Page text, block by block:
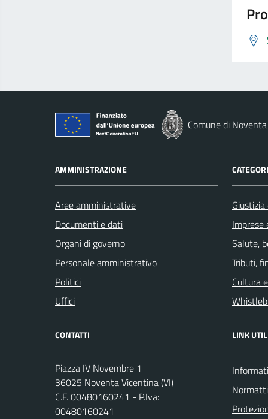
Comune di
AMMINISTRAZIONE
Aree amministrative
Documenti e dati
Organi di governo
Personale amministrativo
Politici
Uffici
Imprese
Salute,
Tributi,
Cultura
CONTATTI
Piazza IV Novembre 1
36025 Noventa Vicentina (VI)
C.F. 00480160241 - P.Iva:
00480160241
LINK